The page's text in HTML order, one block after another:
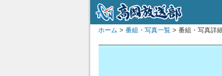
ホーム > 番組・写真一覧 > 番組・写真詳